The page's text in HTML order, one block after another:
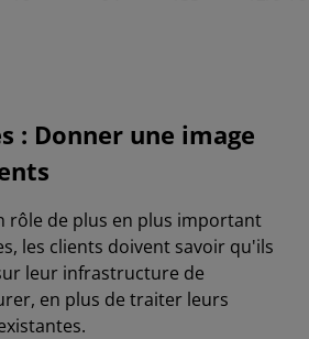
: Donner une image
rôle de plus en plus important
les clients doivent savoir qu'ils
leur infrastructure de
en plus de traiter leurs